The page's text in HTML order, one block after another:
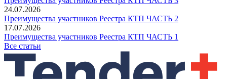
24.07.2026
Преимущества участников Реестра КТП ЧАСТЬ 2
17.07.2026
Преимущества участников Реестра КТП ЧАСТЬ 1
Все статьи